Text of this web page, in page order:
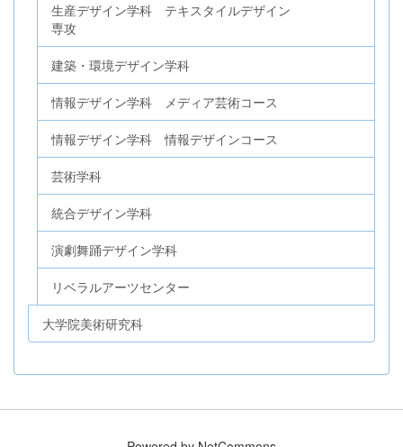
生産デザイン学科 テキスタイルデザイン
専攻
建築・環境デザイン学科
情報デザイン学科 メディア芸術コース
情報デザイン学科 情報デザインコース
芸術学科
統合デザイン学科
演劇舞踊デザイン学科
リベラルアーツセンター
大学院美術研究科